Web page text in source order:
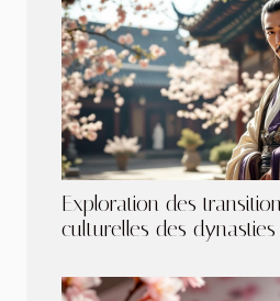
Exploration des
culturelles des